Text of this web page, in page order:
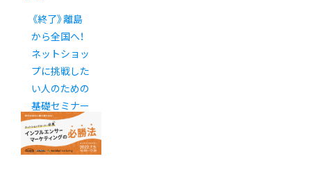
《終了》離島
から全国へ！
ネットショッ
プに挑戦した
い人のための
基礎セミナー